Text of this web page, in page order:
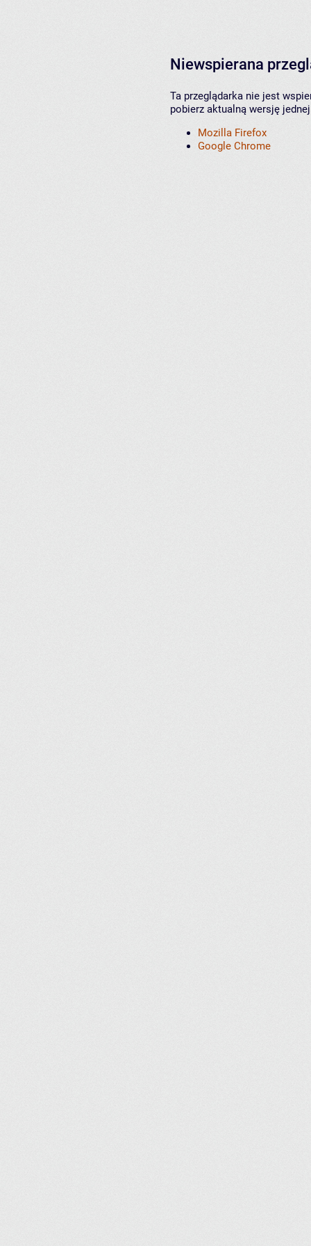
Niewspierana
Ta przeglądarka nie jest
pobierz aktualną wersję
Mozilla Firefox
Google Chrome